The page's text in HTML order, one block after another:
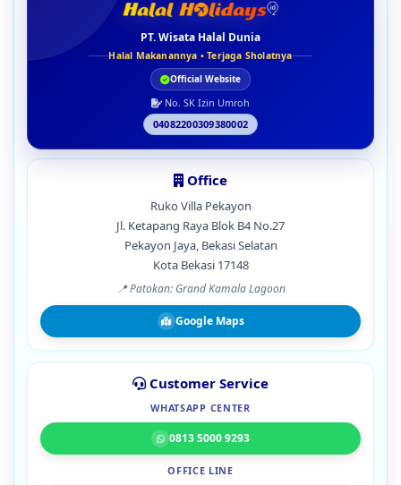
PT. Wisata Halal Dunia
Halal Makanannya • Terjaga Sholatnya
Official Website
No. SK Izin Umroh
04082200309380002
Office
Ruko Villa Pekayon
Jl. Ketapang Raya Blok B4 No.27
Pekayon Jaya, Bekasi Selatan
Kota Bekasi 17148
📍 Patokan: Grand Kamala Lagoon
Google Maps
Customer Service
WHATSAPP CENTER
0813 5000 9293
OFFICE LINE